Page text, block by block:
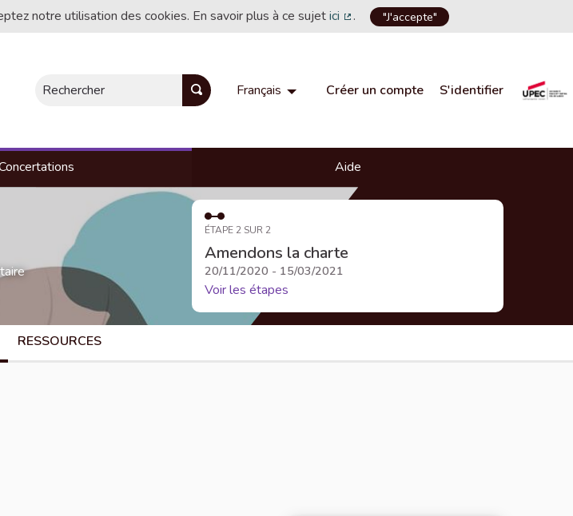
notre utilisation des cookies. En savoir plus à ce sujetici
(Lien externe)
. "J'accepte"
Rechercher Français Choisir la langueChoose language
Créer un compte S'identifier
Aide
ÉTAPE 2 SUR 2
Amendons la charte
20/11/2020 - 15/03/2021
Voir les étapes
RESSOURCES